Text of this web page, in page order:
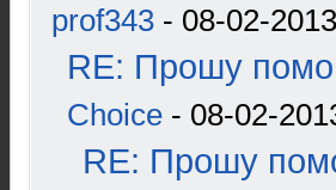
prof343 - 08-02-
RE: Прошу
Choice - 08-02-
RE: Прошу